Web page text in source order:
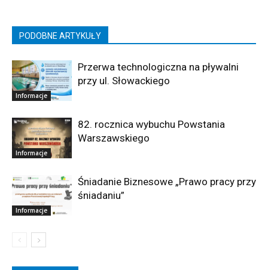
PODOBNE ARTYKUŁY
Informacje
Przerwa technologiczna na pływalni
przy ul. Słowackiego
Informacje
82. rocznica wybuchu Powstania
Warszawskiego
Informacje
Śniadanie Biznesowe „Prawo pracy przy
śniadaniu”